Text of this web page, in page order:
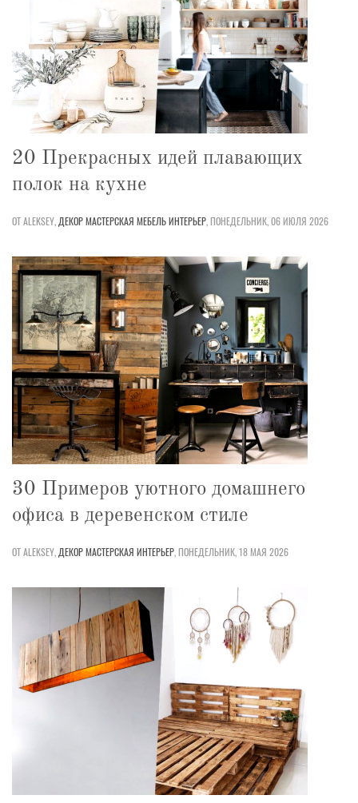
20 Прекрасных идей плавающих
полок на кухне
ОТ ALEKSEY, ДЕКОРМАСТЕРСКАЯ МЕБЕЛЬИНТЕРЬЕР,ПОНЕДЕЛЬНИК, 06 ИЮЛЯ 2026
30 Примеров уютного домашнего
офиса в деревенском стиле
ОТ ALEKSEY, ДЕКОРМАСТЕРСКАЯ ИНТЕРЬЕР,ПОНЕДЕЛЬНИК, 18 МАЯ 2026